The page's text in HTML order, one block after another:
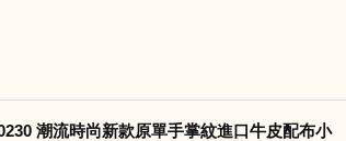
潮流時尚新款原單手掌紋進口牛皮配布小